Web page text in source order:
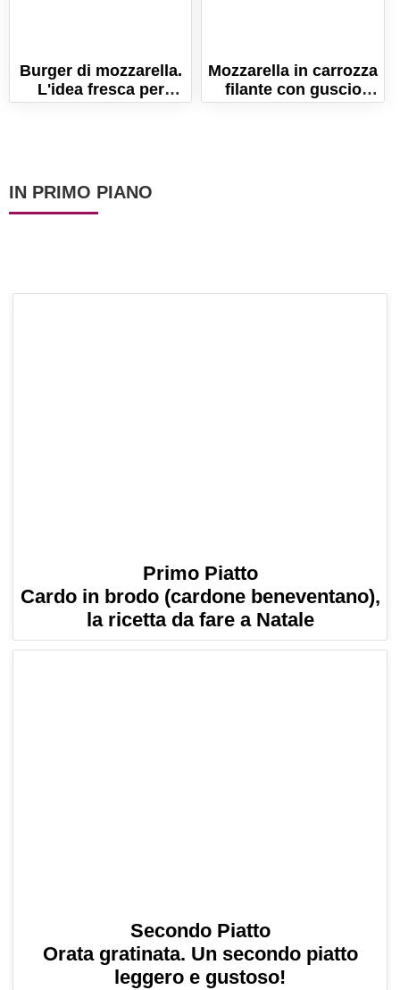
Burger di mozzarella.
L'idea fresca per
l'estate alternativa al
Mozzarella in carrozza
filante con guscio
croccante! Ricetta
IN PRIMO PIANO
Primo Piatto
Cardo in brodo (cardone beneventano),
la ricetta da fare a Natale
Secondo Piatto
Orata gratinata. Un secondo piatto
leggero e gustoso!